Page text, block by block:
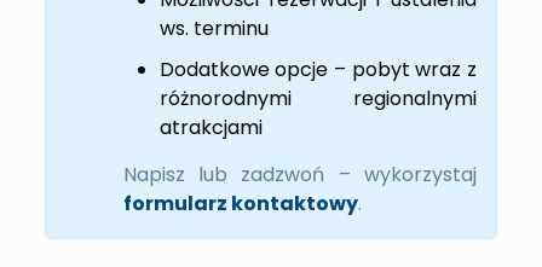
ws. terminu
Dodatkowe opcje – pobyt wraz z
różnorodnymi regionalnymi
atrakcjami
Napisz lub zadzwoń – wykorzystaj
formularz kontaktowy.